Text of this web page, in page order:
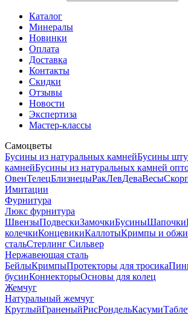
Каталог
Минералы
Новинки
Оплата
Доставка
Контакты
Скидки
Отзывы
Новости
Экспертиза
Мастер-классы
Самоцветы
Бусины из натуральных камнейБусины
камнейБусины из натуральных камней
ОвенТелецБлизнецыРакЛевДеваВесы
Имитации
Фурнитура
Люкс фурнитура
ШвензыПодвескиЗамочкиБусиныШапочки
колечкиКонцевикиКаллотыКримпы и
стальСтерлинг Сильвер
Нержавеющая сталь
БейлыКримпыПротекторы для тросика
бусинКоннекторыОсновы для колец
Жемчуг
Натуральный жемчуг
КруглыйГраненыйРисРондельКасуми